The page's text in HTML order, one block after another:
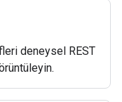
deneysel REST